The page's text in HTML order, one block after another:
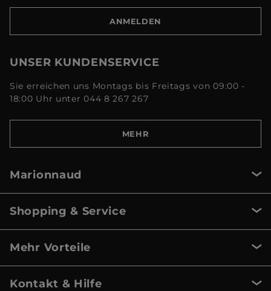
ANMELDEN
UNSER KUNDENSERVICE
Sie erreichen uns Montags bis Freitags von 09:00 -
18:00 Uhr unter 044 8 267 267
MEHR
Marionnaud
Shopping & Service
Mehr Vorteile
Kontakt & Hilfe